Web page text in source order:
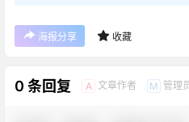
海报分享 收藏
0 条回复 A 文章作者 M 管理